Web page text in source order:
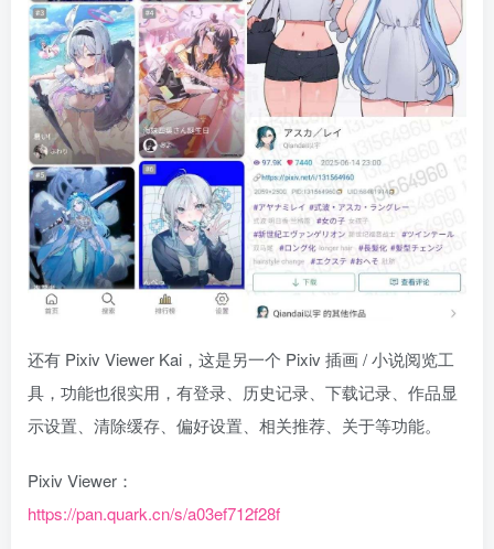
还有 Pixiv Viewer Kai，这是另一个 Pixiv 插画 / 小说阅览工
具，功能也很实用，有登录、历史记录、下载记录、作品显
示设置、清除缓存、偏好设置、相关推荐、关于等功能。
Pixiv Viewer：
https://pan.quark.cn/s/a03ef712f28f